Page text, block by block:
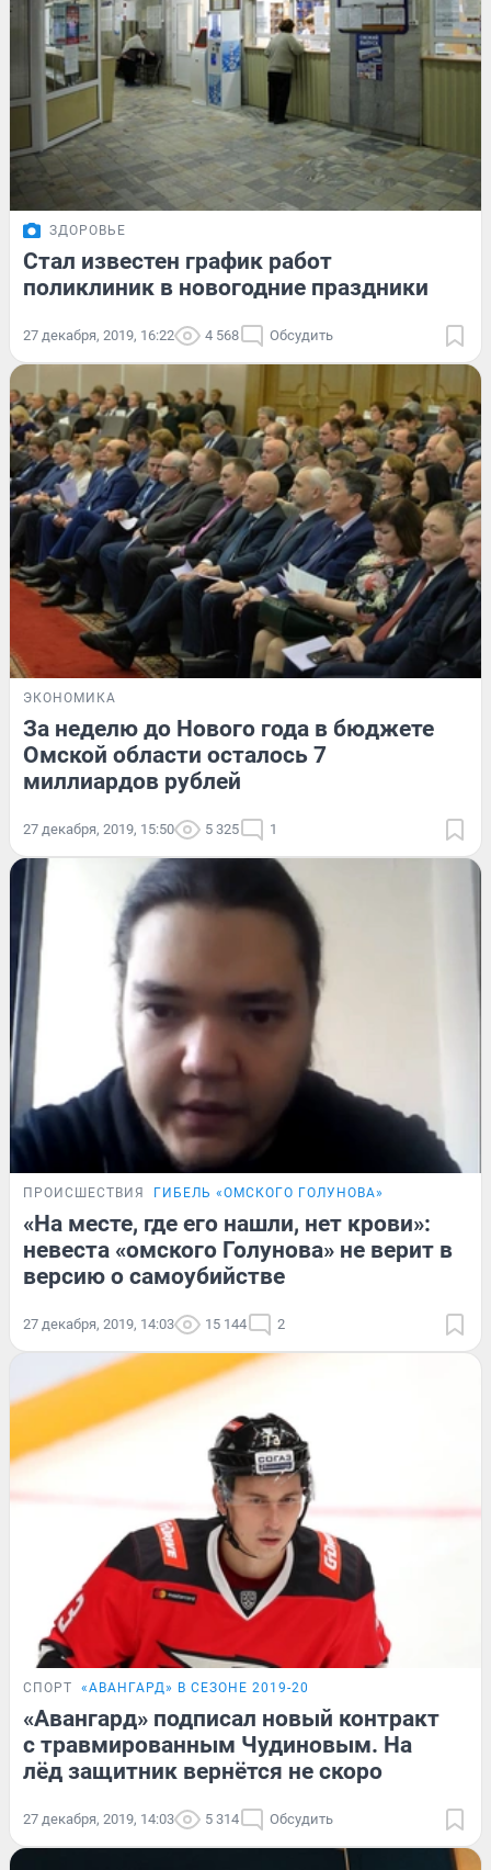
ЗДОРОВЬЕ
Стал известен график работ
поликлиник в новогодние праздники
27 декабря, 2019, 16:22 4 568 Обсудить
ЭКОНОМИКА
За неделю до Нового года в бюджете
Омской области осталось 7
миллиардов рублей
27 декабря, 2019, 15:50 5 325 1
ПРОИСШЕСТВИЯ ГИБЕЛЬ «ОМСКОГО ГОЛУНОВА»
«На месте, где его нашли, нет крови»:
невеста «омского Голунова» не верит в
версию о самоубийстве
27 декабря, 2019, 14:03 15 144 2
СПОРТ «АВАНГАРД» В СЕЗОНЕ 2019-20
«Авангард» подписал новый контракт
с травмированным Чудиновым. На
лёд защитник вернётся не скоро
27 декабря, 2019, 14:03 5 314 Обсудить